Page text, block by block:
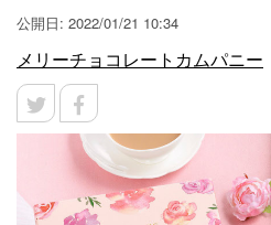
公開日: 2022/01/21 10:34
メリーチョコレートカムパニー